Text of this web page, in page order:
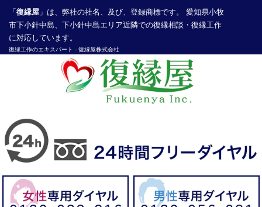
「 復縁屋 」は、弊社の社名、及び、登録商標です。 愛知県小牧
市下小針中島、下小針中島エリア近隣での復縁相談・復縁工作
に対応しています。
復縁工作のエキスパート - 復縁屋株式会社
探偵業届出登録番号30210286号